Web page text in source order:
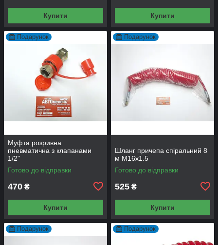
Купити Купити
Подарунок
Муфта розривна
пневматична з клапанами
1/2"
Готово до відправки
470 ₴
Купити
Подарунок
Шланг причепа спіральний 8
м М16x1.5
Готово до відправки
525 ₴
Купити
Подарунок Подарунок